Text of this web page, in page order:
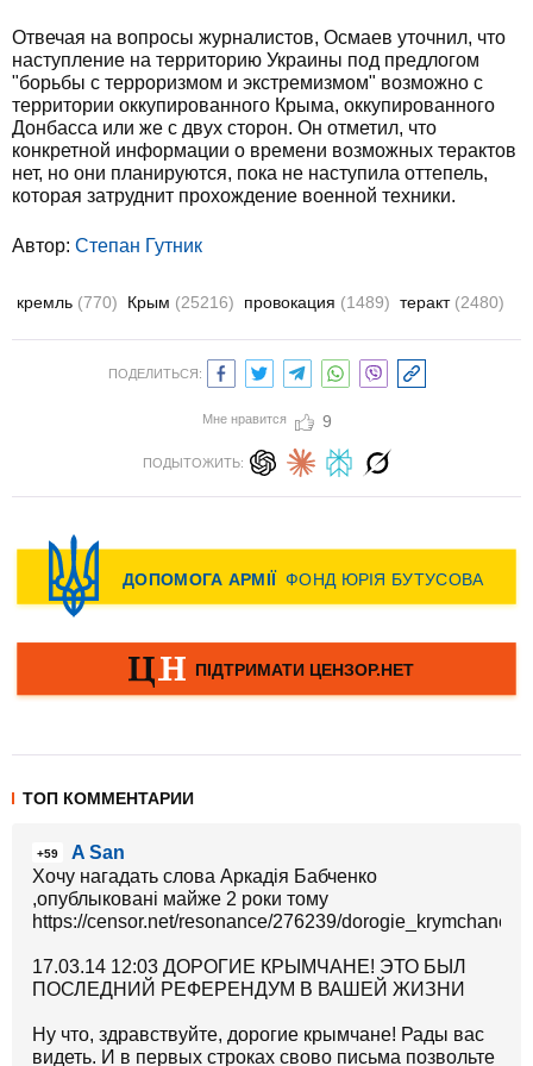
Отвечая на вопросы журналистов, Осмаев уточнил, что
наступление на территорию Украины под предлогом
"борьбы с терроризмом и экстремизмом" возможно с
территории оккупированного Крыма, оккупированного
Донбасса или же с двух сторон. Он отметил, что
конкретной информации о времени возможных терактов
нет, но они планируются, пока не наступила оттепель,
которая затруднит прохождение военной техники.
Автор: Степан Гутник
кремль (770) Крым (25216) провокация (1489) теракт (2480)
ПОДЕЛИТЬСЯ:
Мне нравится 9
ПОДЫТОЖИТЬ:
ТОП КОММЕНТАРИИ
+59
A San
Хочу нагадать слова Аркадія Бабченко
,опублыковані майже 2 роки тому
https://censor.net/resonance/276239/
17.03.14 12:03 ДОРОГИЕ КРЫМЧАНЕ! ЭТО БЫЛ
ПОСЛЕДНИЙ РЕФЕРЕНДУМ В ВАШЕЙ ЖИЗНИ
Ну что, здравствуйте, дорогие крымчане! Рады вас
видеть. И в первых строках свово письма позвольте